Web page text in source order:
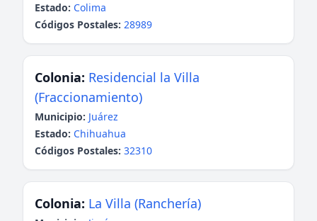
Estado: Colima
Códigos Postales: 28989
Colonia: Residencial la Villa
(Fraccionamiento)
Municipio: Juárez
Estado: Chihuahua
Códigos Postales: 32310
Colonia: La Villa (Ranchería)